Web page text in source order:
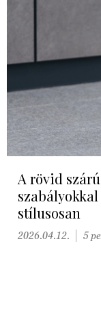
A rövid
stílusosan
2026.04.12. 5